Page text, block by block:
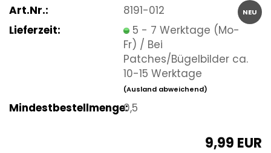
NEU
Art.Nr.:
8191-012
Lieferzeit:
5 - 7 Werktage (Mo-
Fr) / Bei
Patches/Bügelbilder ca.
10-15 Werktage
(Ausland abweichend)
Mindestbestellmenge:0,5
9,99 EUR